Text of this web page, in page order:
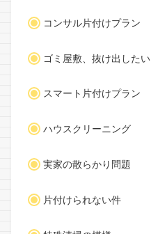
コンサル片付けプラン
ゴミ屋敷、抜け出したい
スマート片付けプラン
ハウスクリーニング
実家の散らかり問題
片付けられない件